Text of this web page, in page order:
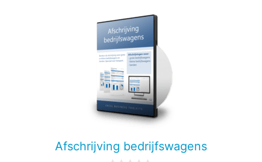
Afschrijving bedrijfswagens